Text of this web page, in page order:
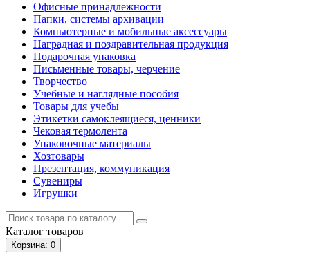
Офисные принадлежности
Папки, системы архивации
Компьютерные и мобильные аксессуары
Наградная и поздравительная продукция
Подарочная упаковка
Письменные товары, черчение
Творчество
Учебные и наглядные пособия
Товары для учебы
Этикетки самоклеящиеся, ценники
Чековая термолента
Упаковочные материалы
Хозтовары
Презентация, коммуникация
Сувениры
Игрушки
Каталог товаров
Корзина: 0